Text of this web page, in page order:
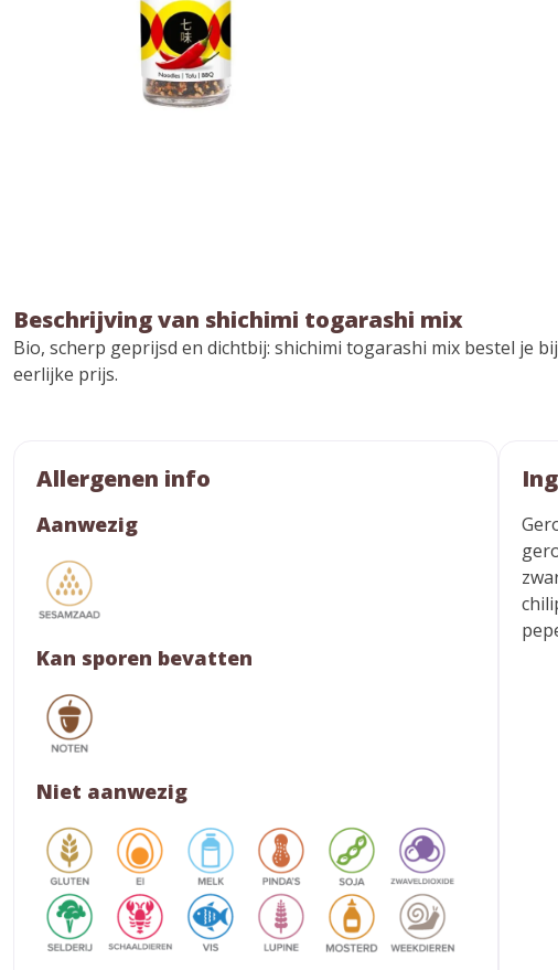
Beschrijving van shichimi togarashi mix
Bio, scherp geprijsd en dichtbij: shichimi togarashi mix bestel je
eerlijke prijs.
Allergenen info
Aanwezig
Kan sporen bevatten
Niet aanwezig